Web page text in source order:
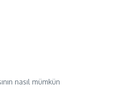
nasıl mümkün